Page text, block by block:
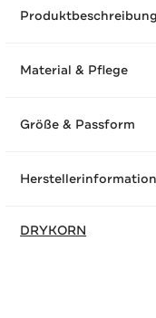
Produktbeschreibung
Material & Pflege
Größe & Passform
DRYKORN